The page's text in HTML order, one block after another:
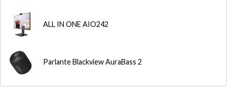
ALL IN ONE AIO242
Parlante Blackview AuraBass 2